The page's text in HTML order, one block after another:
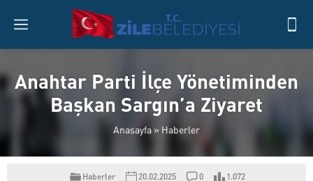
Anahtar Parti İlçe Yönetiminden
Başkan Sargın’a Ziyaret
Anasayfa » Haberler
Haberler 20.02.2025 0 1.072